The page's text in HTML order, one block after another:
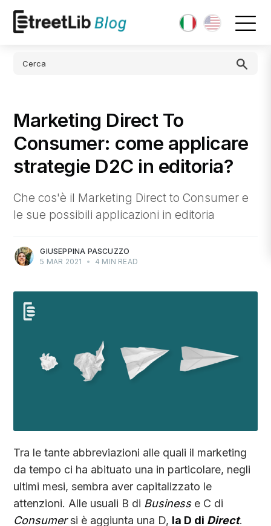
Marketing Direct To
Consumer: come applicare
strategie D2C in editoria?
Che cos'è il Marketing Direct to Consumer e
le sue possibili applicazioni in editoria
GIUSEPPINA PASCUZZO
5 MAR 2021
• 4 MIN READ
Tra le tante abbreviazioni alle quali il marketing
da tempo ci ha abituato una in particolare, negli
ultimi mesi, sembra aver capitalizzato le
attenzioni. Alle usuali B di Businesse C di
Consumersi è aggiunta una D, la D di Direct.